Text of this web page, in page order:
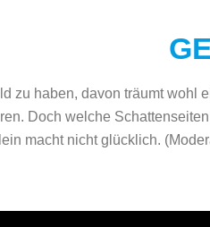
zu haben, davon träumt wohl
Doch welche
macht nicht glücklich. (